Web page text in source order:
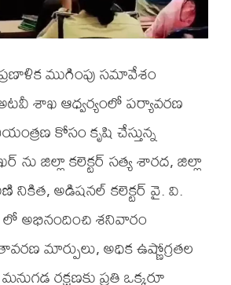
ముగింపు సమావేశం
శాఖ ఆధ్వర్యంలో పర్యావరణ
కోసం కృషి చేస్తున్న
జిల్లా కలెక్టర్ సత్య శారద, జిల్లా
అడిషనల్ కలెక్టర్ వై. వి.
లో అభినందించి శనివారం
మార్పులు, అధిక ఉష్ణోగ్రతల
రక్షణకు ప్రతి ఒక్కరూ